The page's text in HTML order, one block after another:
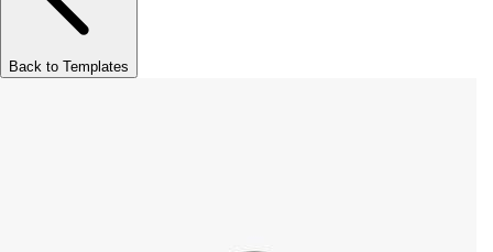
Back to Templates